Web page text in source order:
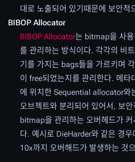
대로 노출되어 있기때문에 보안적
BIBOP Allocator
BIBOP Allocator는 bitmap을 사
를 관리하는 방식이다. 각각의 비
기를 가지는 bags들을 가르키며
이 free되었는지를 관리한다. 메타
에 위치한 Sequential allocator와
오브젝트와 분리되어 있어서, 보
bitmap을 관리하는 오버헤드가 커
다. 예시로 DieHarder와 같은 경우
10x까지 오버해드가 발생하는 것